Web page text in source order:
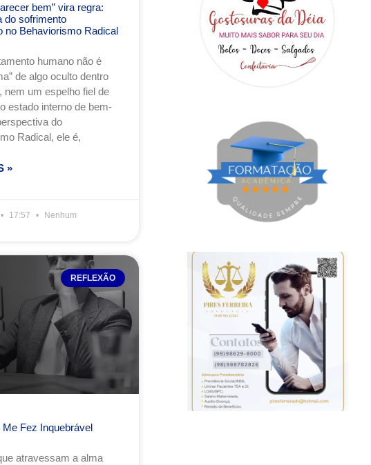
bem” vira regra:
do sofrimento
no Behaviorismo Radical
humano não é
de algo oculto dentro
nem um espelho fiel de
estado interno de bem-
do
Radical, ele é,
»
17:57
Nenhum
REFLEXÃO
Fez Inquebrável
atravessam a alma